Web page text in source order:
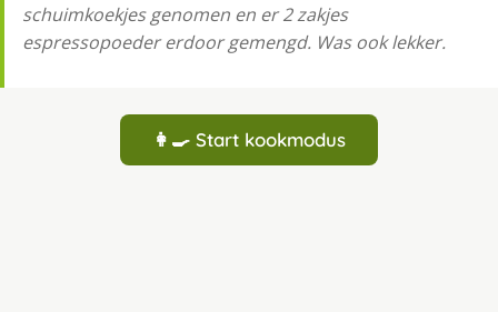
schuimkoekjes genomen en er 2 zakjes
espressopoeder erdoor gemengd. Was ook lekker.
👩‍🍳 Start kookmodus